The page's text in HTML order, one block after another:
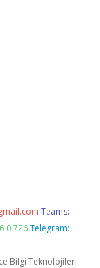
Teams:
0 726 Telegram:
Bilgi Teknolojileri